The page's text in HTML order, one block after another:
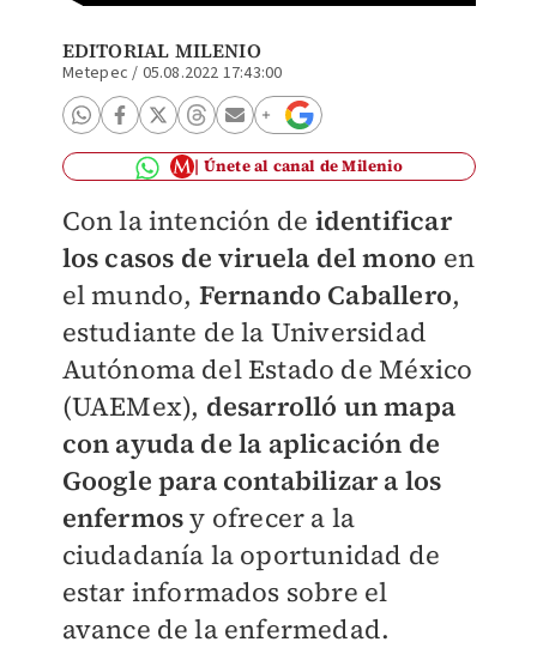
EDITORIAL MILENIO
Metepec / 05.08.2022 17:43:00
Únete al canal de Milenio
Con la intención de identificar
los casos de viruela del mono en
el mundo, Fernando Caballero,
estudiante de la Universidad
Autónoma del Estado de México
(UAEMex), desarrolló un mapa
con ayuda de la aplicación de
Google para contabilizar a los
enfermosy ofrecer a la
ciudadanía la oportunidad de
estar informados sobre el
avance de la enfermedad.